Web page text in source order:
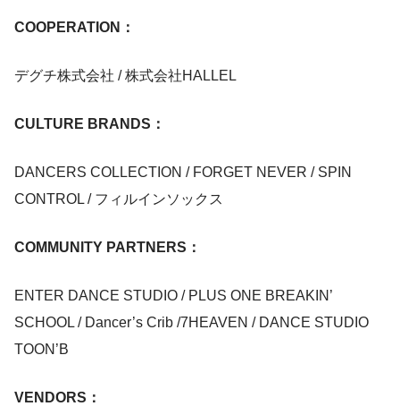
COOPERATION：
デグチ株式会社 / 株式会社HALLEL
CULTURE BRANDS：
DANCERS COLLECTION / FORGET NEVER / SPIN
CONTROL / フィルインソックス
COMMUNITY PARTNERS：
ENTER DANCE STUDIO / PLUS ONE BREAKIN’
SCHOOL / Dancer’s Crib /7HEAVEN / DANCE STUDIO
TOON’B
VENDORS：